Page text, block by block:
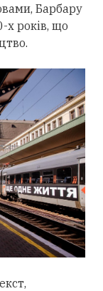
Барбару
х років, що